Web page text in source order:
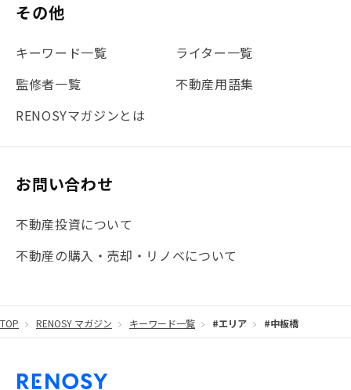
その他
キーワード一覧
ライター一覧
監修者一覧
不動産用語集
RENOSYマガジンとは
お問い合わせ
不動産投資について
不動産の購入・売却・リノベについて
TOP RENOSY マガジン キーワード一覧 #エリア #中板橋